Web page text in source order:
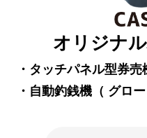
オリジナ
・タッチパネル型券売
・自動釣銭機（ グロ